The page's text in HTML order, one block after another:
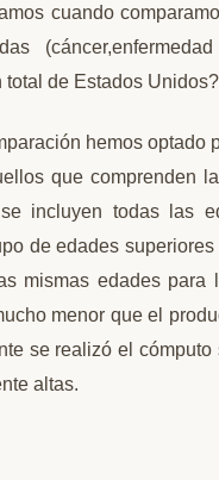
cuando
total de Estados Unidos?
hemos
que comprenden
incluyen todas las
de edades
mismas edades
menor que el
se realizó el
altas.